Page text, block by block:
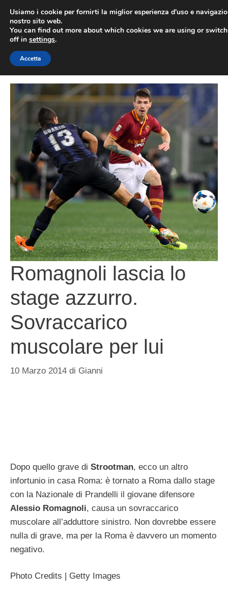
contenuto
Romagnoli lascia lo
stage azzurro.
Sovraccarico
muscolare per lui
10 Marzo 2014 di Gianni
Dopo quello grave di Strootman, ecco un altro
infortunio in casa Roma: è tornato a Roma dallo stage
con la Nazionale di Prandelli il giovane difensore
Alessio Romagnoli, causa un sovraccarico
muscolare all’adduttore sinistro. Non dovrebbe essere
nulla di grave, ma per la Roma è davvero un momento
negativo.
Photo Credits | Getty Images
Usiamo i cookie per fornirti la miglior esperienza d'uso e
nostro sito web.
You can find out more about which cookies we are using or
off in settings.
Accetta